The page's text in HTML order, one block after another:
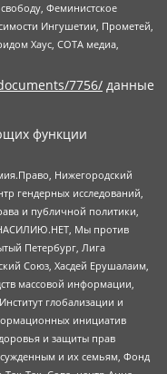
Феминистское
Ингушетии, Прометей,
Хаус, СОТА медиа,
7756/ данные
функции
Нижегородский
гендерных исследований,
и публичной политики,
Мы против
Петербург, Лига
Союз, Хасдей Ерушалаим,
массовой информации,
глобализации и
инициатив
и защиты прав
и их семьям, Фонд